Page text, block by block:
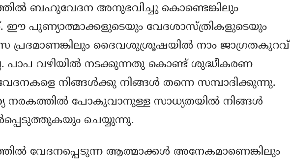
ബഹുവേദന അനുഭവിച്ചു കൊണ്ടെങ്കിലും
ഈ പുണ്യാത്മാക്കളുടെയും വേദശാസ്ത്രികളുടെയും
പ്രദമാണങ്കിലും ദൈവശുശ്രൂഷയില്‍ നാം ജാഗ്രതകുറവ്
പാപ വഴിയില്‍ നടക്കുന്നതു കൊണ്ട് ശുദ്ധീകരണ
നിങ്ങള്‍ക്കു നിങ്ങള്‍ തന്നെ സമ്പാദിക്കുന്നു.
നരകത്തില്‍ പോകുവാനുള്ള സാധ്യതയില്‍ നിങ്ങള്‍
ചെയ്യുന്നു.
വേദനപ്പെടുന്ന ആത്മാക്കള്‍ അനേകമാണെങ്കിലും